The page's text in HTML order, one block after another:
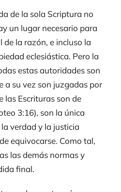
de la sola Scriptura no
un lugar necesario para
la razón, e incluso la
eclesiástica. Pero la
estas autoridades son
a su vez son juzgadas por
las Escrituras son de
3:16), son la única
verdad y la justicia
equivocarse. Como tal,
las demás normas y
final.